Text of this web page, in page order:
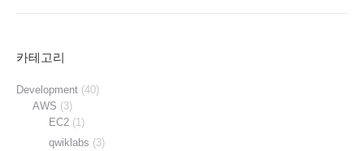
카테고리
Development (40)
AWS (3)
EC2 (1)
qwiklabs (3)